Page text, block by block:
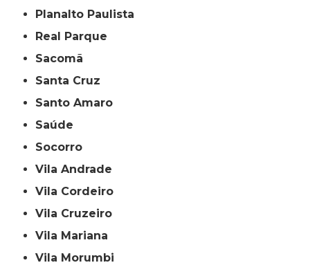
Planalto Paulista
Real Parque
Sacomã
Santa Cruz
Santo Amaro
Saúde
Socorro
Vila Andrade
Vila Cordeiro
Vila Cruzeiro
Vila Mariana
Vila Morumbi